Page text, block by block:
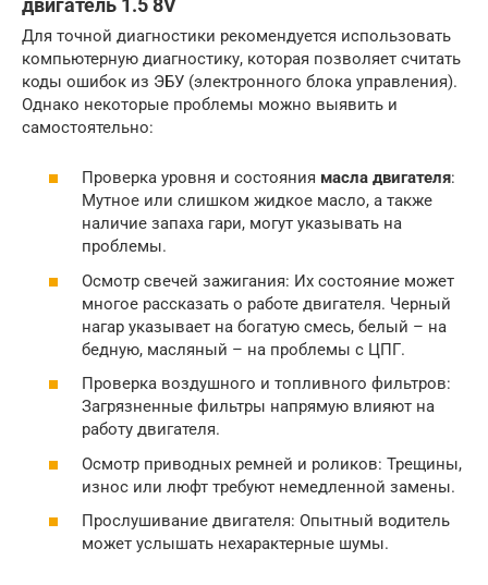
Для точной диагностики рекомендуется использовать
компьютерную диагностику, которая позволяет считать
коды ошибок из ЭБУ (электронного блока управления).
Однако некоторые проблемы можно выявить и
самостоятельно:
Проверка уровня и состояния масла двигателя:
Мутное или слишком жидкое масло, а также
наличие запаха гари, могут указывать на
проблемы.
Осмотр свечей зажигания: Их состояние может
многое рассказать о работе двигателя. Черный
нагар указывает на богатую смесь, белый – на
бедную, масляный – на проблемы с ЦПГ.
Проверка воздушного и топливного фильтров:
Загрязненные фильтры напрямую влияют на
работу двигателя.
Осмотр приводных ремней и роликов: Трещины,
износ или люфт требуют немедленной замены.
Прослушивание двигателя: Опытный водитель
может услышать нехарактерные шумы.